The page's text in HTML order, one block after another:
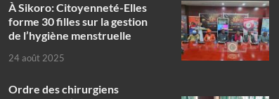
À Sikoro: Citoyenneté-Elles
forme 30 filles sur la gestion
de l’hygiène menstruelle
24 août 2025
Ordre des chirurgiens